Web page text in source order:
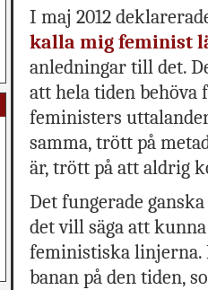
I maj 2012
kalla mig feminist
anledningar till det.
att hela tiden behöva
feministers
samma, trött på
är, trött på att aldrig
Det fungerade
det vill säga att
feministiska linjerna.
banan på den tiden,